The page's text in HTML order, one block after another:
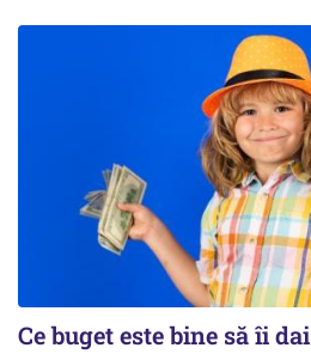
Ce buget este bine să îi